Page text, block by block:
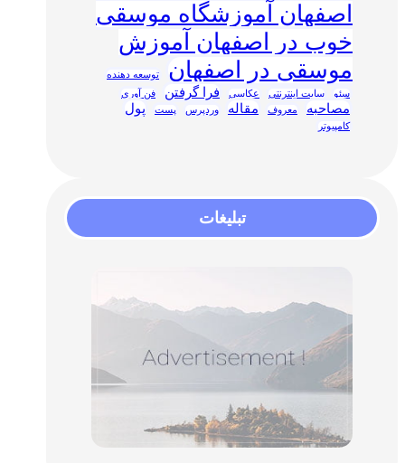
اصفهان آموزشگاه موسقی
خوب در اصفهان آموزش
موسقی در اصفهان
توسعه دهنده
سئو
سایت اینترنتی عکاسی فرا گرفتن فن آوری
مصاحبه معروف مقاله وردپرس پست پول
کامپیوتر
تبلیغات